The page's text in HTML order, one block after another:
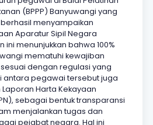
(BPPP) Banyuwangi yang
menyampaikan
Aparatur Sipil Negara
ini menunjukkan bahwa 100%
mematuhi kewajiban
dengan regulasi yang
antara pegawai tersebut juga
Harta Kekayaan
sebagai bentuk transparansi
menjalankan tugas dan
pejabat negara. Hal ini